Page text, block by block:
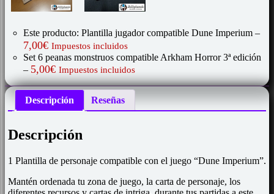
Este producto: Plantilla jugador compatible Dune Imperium –
7,00€ Impuestos incluidos
Set 6 peanas monstruos compatible Arkham Horror 3ª edición
– 5,00€ Impuestos incluidos
Descripción Reseñas
Descripción
1 Plantilla de personaje compatible con el juego “Dune Imperium”.
Mantén ordenada tu zona de juego, la carta de personaje, los